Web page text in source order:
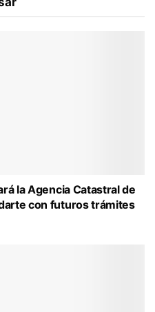
la Agencia Catastral de
con futuros trámites